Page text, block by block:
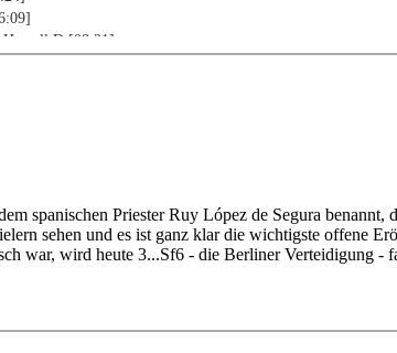
Howell,D [08:21]
[09:30]
spanischen Priester Ruy López de Segura
sehen und es ist ganz klar die wichtigste offene
war, wird heute 3...Sf6 - die Berliner Verteidigung -